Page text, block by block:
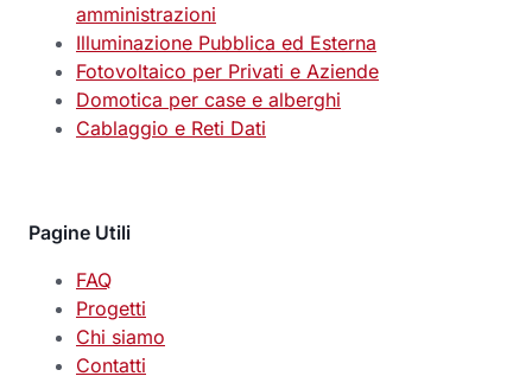
amministrazioni
Illuminazione Pubblica ed Esterna
Fotovoltaico per Privati e Aziende
Domotica per case e alberghi
Cablaggio e Reti Dati
Pagine Utili
FAQ
Progetti
Chi siamo
Contatti